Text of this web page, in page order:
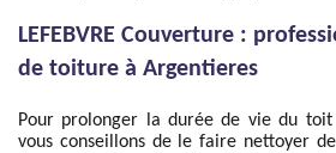
LEFEBVRE Couverture :
de toiture à Argentieres
Pour prolonger la durée de vie du
vous conseillons de le faire nettoyer